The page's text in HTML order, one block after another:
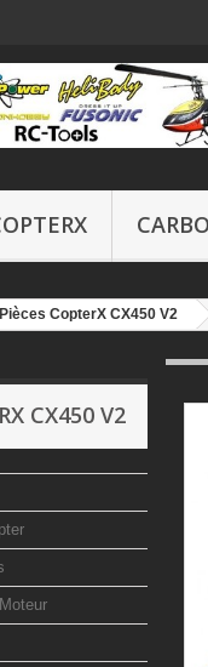
Pièces CopterX CX450 V2
CX450 V2